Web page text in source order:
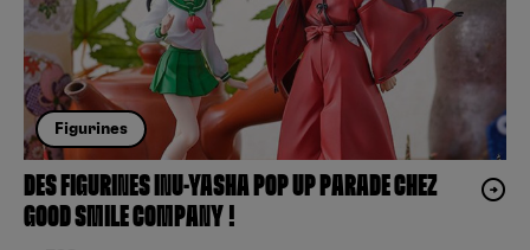
Figurines
DES FIGURINES INU-YASHA POP UP PARADE CHEZ
GOOD SMILE COMPANY !